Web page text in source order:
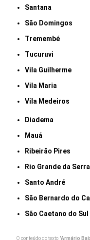
Santana
São Domingos
Tremembé
Tucuruvi
Vila Guilherme
Vila Maria
Vila Medeiros
Diadema
Mauá
Ribeirão Pires
Rio Grande da Serra
Santo André
São Bernardo do
São Caetano do Sul
O conteúdo do texto "Armário